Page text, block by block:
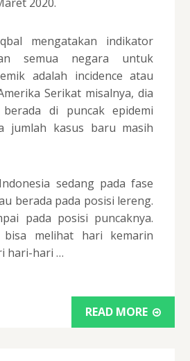
mengatakan indikator
semua negara untuk
adalah incidence atau
Serikat misalnya, dia
di puncak epidemi
jumlah kasus baru masih
sedang pada fase
berada pada posisi lereng.
pada posisi puncaknya.
melihat hari kemarin
hari-hari …
READ MORE